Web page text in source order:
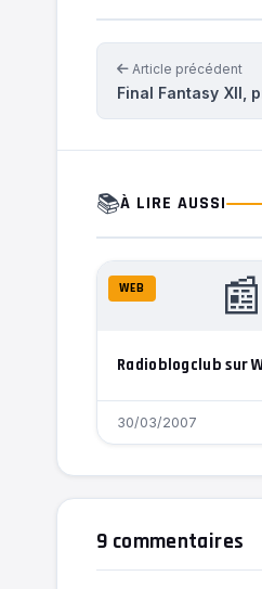
Article précédent
Final Fantasy XII,
📚À LIRE AUSSI
📰
WEB
Radioblogclub sur
30/03/2007
9 commentaires